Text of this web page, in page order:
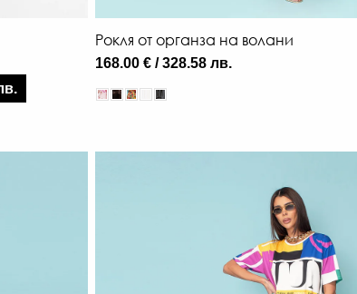
Рокля от органза на волани
168.00 € / 328.58 лв.